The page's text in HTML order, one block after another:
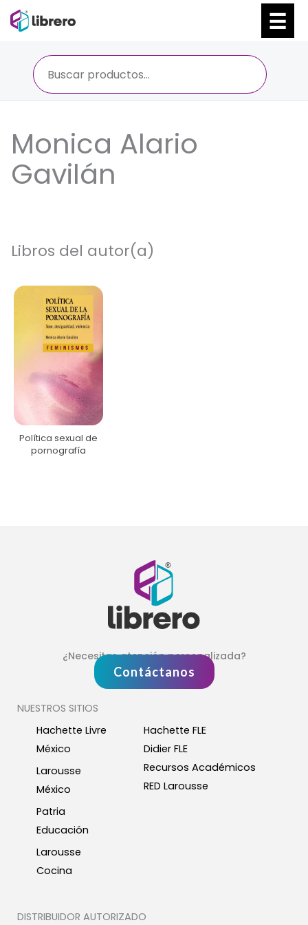
Monica Alario
Gavilán
Libros del autor(a)
Política sexual de
pornografía
¿Necesitas atención personalizada?
Contáctanos
NUESTROS SITIOS
Hachette Livre
México
Larousse
México
Patria
Educación
Larousse
Cocina
Hachette FLE
Didier FLE
Recursos Académicos
RED Larousse
DISTRIBUIDOR AUTORIZADO